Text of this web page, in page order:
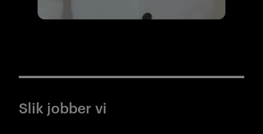
Slik jobber vi